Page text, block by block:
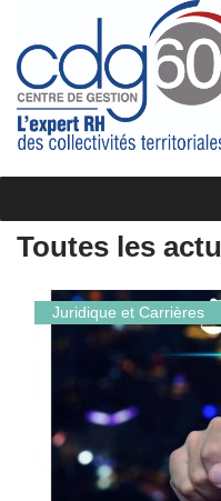
Toutes les
Juridique et Carrières